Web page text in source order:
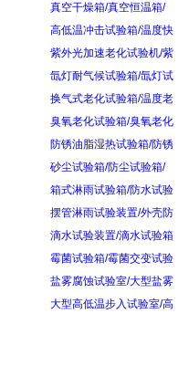
真空干燥箱/真空恒温箱/
高低温冲击试验箱/温度快
紫外光加速老化试验机/紫
氙灯耐气候试验箱/氙灯试
换气式老化试验箱/温度老
臭氧老化试验箱/臭氧老化
防锈油脂湿热试验箱/防锈
砂尘试验箱/防尘试验箱/
箱式淋雨试验箱/防水试验
摆管淋雨试验装置/外壳防
滴水试验装置/滴水试验箱
霉菌试验箱/霉菌交变试验
盐雾腐蚀试验室/大型盐雾
大型高低温步入试验室/高